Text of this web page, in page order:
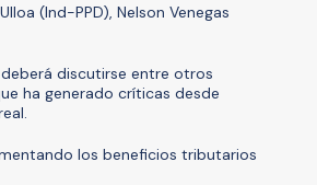
(Ind-PPD), Nelson Venegas
deberá discutirse entre otros
ha generado críticas desde
los beneficios tributarios